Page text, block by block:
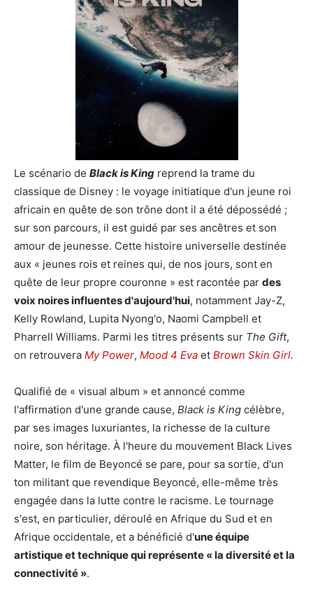
Le scénario de Black is King reprend la trame du
classique de Disney : le voyage initiatique d'un jeune roi
africain en quête de son trône dont il a été dépossédé ;
sur son parcours, il est guidé par ses ancêtres et son
amour de jeunesse. Cette histoire universelle destinée
aux « jeunes rois et reines qui, de nos jours, sont en
quête de leur propre couronne » est racontée par des
voix noires influentes d'aujourd'hui, notamment Jay-Z,
Kelly Rowland, Lupita Nyong'o, Naomi Campbell et
Pharrell Williams. Parmi les titres présents sur The Gift,
on retrouvera My Power, Mood 4 Eva et Brown Skin Girl.
Qualifié de « visual album » et annoncé comme
l'affirmation d'une grande cause, Black is King célèbre,
par ses images luxuriantes, la richesse de la culture
noire, son héritage. À l'heure du mouvement Black Lives
Matter, le film de Beyoncé se pare, pour sa sortie, d'un
ton militant que revendique Beyoncé, elle-même très
engagée dans la lutte contre le racisme. Le tournage
s'est, en particulier, déroulé en Afrique du Sud et en
Afrique occidentale, et a bénéficié d'une équipe
artistique et technique qui représente « la diversité et la
connectivité ».